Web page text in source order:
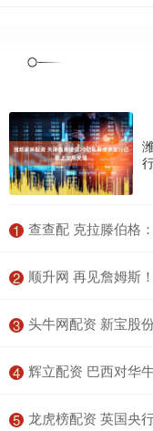
1 查查配 克拉滕伯格
2 顺升网 再见詹姆斯！湖人
3 头牛网配资 新宝股份：公司
4 辉立配资 巴西对华
5 龙虎榜配资 英国央行降